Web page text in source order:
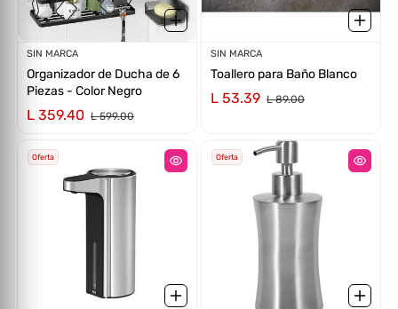
Proveedor:
SIN MARCA
Organizador de Ducha de 6
Piezas - Color Negro
L 359.40 L 599.00
Proveedor:
SIN MARCA
Toallero para Baño Blanco
L 53.39 L 89.00
Oferta Oferta